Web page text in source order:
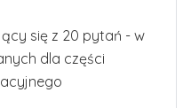
się z 20 pytań - w
dla części